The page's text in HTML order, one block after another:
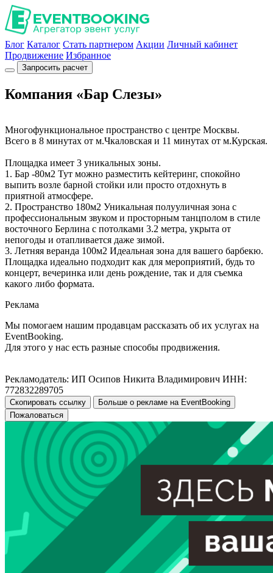
Блог Каталог Стать партнером Акции Личный кабинет
Продвижение Избранное
Запросить расчет
Компания «Бар Слезы»
Многофункциональное пространство с центре Москвы.
Всего в 8 минутах от м.Чкаловская и 11 минутах от м.Курская.
Площадка имеет 3 уникальных зоны.
1. Бар -80м2 Тут можно разместить кейтеринг, спокойно
выпить возле барной стойки или просто отдохнуть в
приятной атмосфере.
2. Пространство 180м2 Уникальная полууличная зона с
профессиональным звуком и просторным танцполом в стиле
восточного Берлина с потолками 3.2 метра, укрыта от
непогоды и отапливается даже зимой.
3. Летняя веранда 100м2 Идеальная зона для вашего барбекю.
Площадка идеально подходит как для мероприятий, будь то
концерт, вечеринка или день рождение, так и для съемка
какого либо формата.
Реклама
Мы помогаем нашим продавцам рассказать об их услугах на
EventBooking.
Для этого у нас есть разные способы продвижения.
Рекламодатель: ИП Осипов Никита Владимирович ИНН:
772832289705
Скопировать ссылку
Больше о рекламе на EventBooking
Пожаловаться